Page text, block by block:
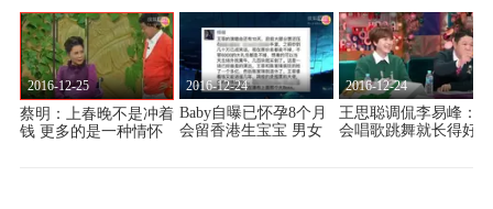
2016-12-25
蔡明：上春晚不是冲着
钱 更多的是一种情怀
2016-12-24
Baby自曝已怀孕8个月
会留香港生宝宝 男女
2016-12-24
王思聪调侃李易峰：不
会唱歌跳舞就长得好看